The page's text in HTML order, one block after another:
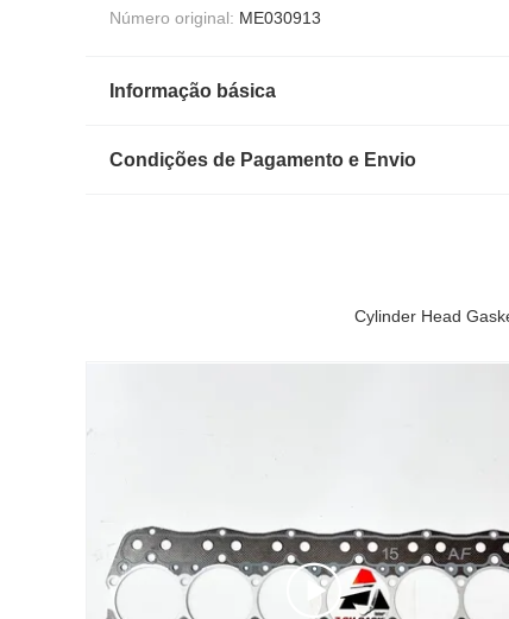
Número original: ME030913
Informação básica
Condições de Pagamento e Envio
Cylinder Head